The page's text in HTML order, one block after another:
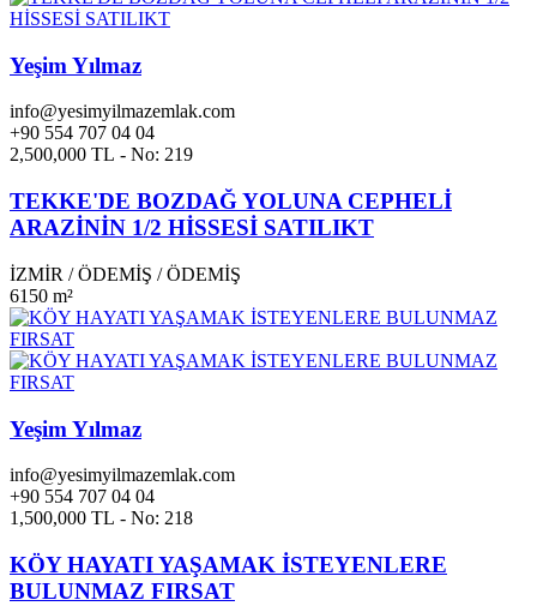
Yeşim Yılmaz
info@yesimyilmazemlak.com
+90 554 707 04 04
2,500,000 TL - No: 219
TEKKE'DE BOZDAĞ YOLUNA CEPHELİ
ARAZİNİN 1/2 HİSSESİ SATILIKT
İZMİR /ÖDEMİŞ /ÖDEMİŞ
6150 m²
Yeşim Yılmaz
info@yesimyilmazemlak.com
+90 554 707 04 04
1,500,000 TL - No: 218
KÖY HAYATI YAŞAMAK İSTEYENLERE
BULUNMAZ FIRSAT